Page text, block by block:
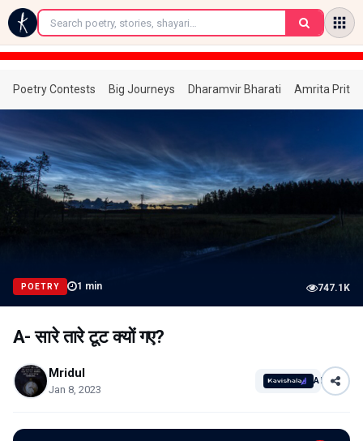
←
Poetry Contests Big Journeys Dharamvir Bharati Amrita
POETRY 1 min 747.1K
A- सारे तारे टूट क्यों गए?
Mridul
Jan 8, 2023
AI